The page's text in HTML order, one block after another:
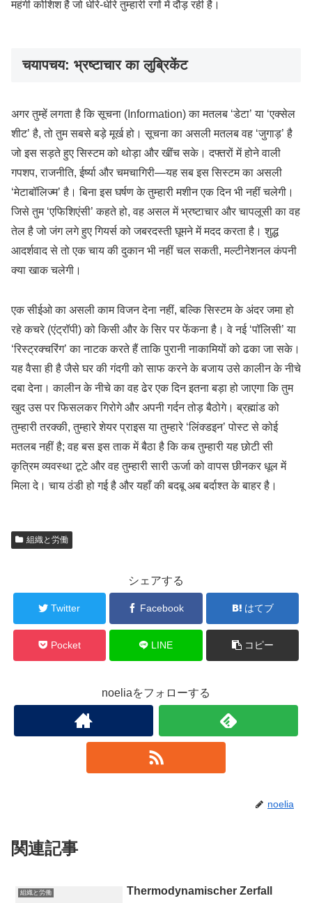
महंगी कोशिश है जो धीरे-धीरे तुम्हारी रगों में दौड़ रही है।
चयापचय: भ्रष्टाचार का लुब्रिकेंट
अगर तुम्हें लगता है कि सूचना (Information) का मतलब ‘डेटा’ या ‘एक्सेल
शीट’ है, तो तुम सबसे बड़े मूर्ख हो। सूचना का असली मतलब वह ‘जुगाड़’ है
जो इस सड़ते हुए सिस्टम को थोड़ा और खींच सके। दफ्तरों में होने वाली
गपशप, राजनीति, ईर्ष्या और चमचागिरी—यह सब इस सिस्टम का असली
‘मेटाबॉलिज्म’ है। बिना इस घर्षण के तुम्हारी मशीन एक दिन भी नहीं चलेगी।
जिसे तुम ‘एफिशिएंसी’ कहते हो, वह असल में भ्रष्टाचार और चापलूसी का वह
तेल है जो जंग लगे हुए गियर्स को जबरदस्ती घूमने में मदद करता है। शुद्ध
आदर्शवाद से तो एक चाय की दुकान भी नहीं चल सकती, मल्टीनेशनल कंपनी
क्या खाक चलेगी।
एक सीईओ का असली काम विजन देना नहीं, बल्कि सिस्टम के अंदर जमा हो
रहे कचरे (एंट्रॉपी) को किसी और के सिर पर फेंकना है। वे नई ‘पॉलिसी’ या
‘रिस्ट्रक्चरिंग’ का नाटक करते हैं ताकि पुरानी नाकामियों को ढका जा सके।
यह वैसा ही है जैसे घर की गंदगी को साफ करने के बजाय उसे कालीन के नीचे
दबा देना। कालीन के नीचे का वह ढेर एक दिन इतना बड़ा हो जाएगा कि तुम
खुद उस पर फिसलकर गिरोगे और अपनी गर्दन तोड़ बैठोगे। ब्रह्मांड को
तुम्हारी तरक्की, तुम्हारे शेयर प्राइस या तुम्हारे ‘लिंक्डइन’ पोस्ट से कोई
मतलब नहीं है; वह बस इस ताक में बैठा है कि कब तुम्हारी यह छोटी सी
कृत्रिम व्यवस्था टूटे और वह तुम्हारी सारी ऊर्जा को वापस छीनकर धूल में
मिला दे। चाय ठंडी हो गई है और यहाँ की बदबू अब बर्दाश्त के बाहर है।
組織と労働
シェアする
Twitter Facebook はてブ
Pocket LINE コピー
noeliaをフォローする
noelia
関連記事
組織と労働 Thermodynamischer Zerfall